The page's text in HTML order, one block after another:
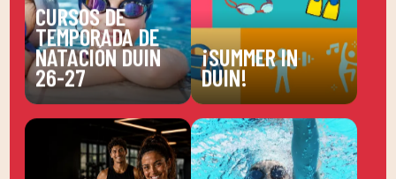
CURSOS DE
TEMPORADA DE
NATACIÓN DUIN
26-27
¡SUMMER IN
DUIN!